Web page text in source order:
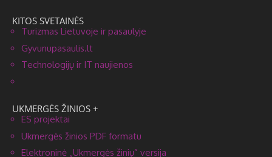
KITOS SVETAINĖS
Turizmas Lietuvoje ir pasaulyje
Gyvunupasaulis.lt
Technologijų ir IT naujienos
UKMERGĖS ŽINIOS +
ES projektai
Ukmergės žinios PDF formatu
Elektroninė „Ukmergės žinių” versija